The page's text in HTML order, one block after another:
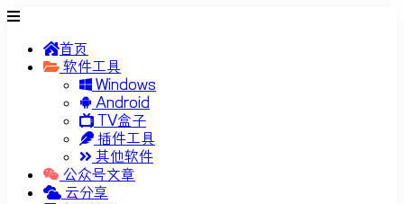
首页
软件工具
Windows
Android
TV盒子
插件工具
其他软件
公众号文章
云分享